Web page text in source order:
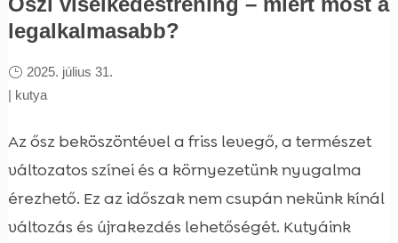
legalkalmasabb?
2025. július 31.
| kutya
Az ősz beköszöntével a friss levegő, a természet
változatos színei és a környezetünk nyugalma
érezhető. Ez az időszak nem csupán nekünk kínál
változás és újrakezdés lehetőségét. Kutyáink